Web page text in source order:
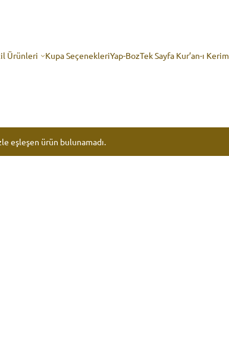
Ürünleri Kupa SeçenekleriYap-BozTek Sayfa Kur’an-ı Kerim
eşleşen ürün bulunamadı.